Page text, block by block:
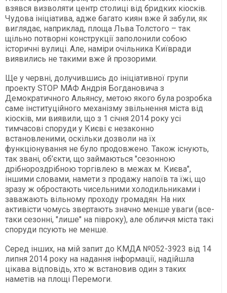
взявся визволяти центр столиці від бридких кіосків.
Чудова ініціатива, адже багато киян вже й забули, як
виглядає, наприклад, площа Льва Толстого – так
щільно потворні конструкції заполонили собою
історичні вулиці. Але, наміри очільника Київради
виявились не такими вже й прозорими.
Ще у червні, долучившись до ініціативної групи
проекту STOP МАФ Андрія Богдановича з
Демократичного Альянсу, метою якого була розробка
саме інституційного механізму звільнення міста від
кіосків, ми виявили, що з 1 січня 2014 року усі
тимчасові споруди у Києві є незаконно
встановленими, оскільки дозволи на їх
функціонування не було продовжено. Також існують,
так звані, об’єкти, що займаються "сезонною
дрібнороздрібною торгівлею в межах м. Києва",
іншими словами, намети з продажу напоїв та їжі, що
зразу ж обростають чисельними холодильниками і
заважають вільному проходу громадян. На них
активісти чомусь звертають значно менше уваги (все-
таки сезонні, "лише" на півроку), але обличчя міста такі
споруди псують не менше.
Серед інших, на мій запит до КМДА №052-3923 від 14
липня 2014 року на надання інформації, надійшла
цікава відповідь, хто ж встановив один з таких
наметів на площі Перемоги.